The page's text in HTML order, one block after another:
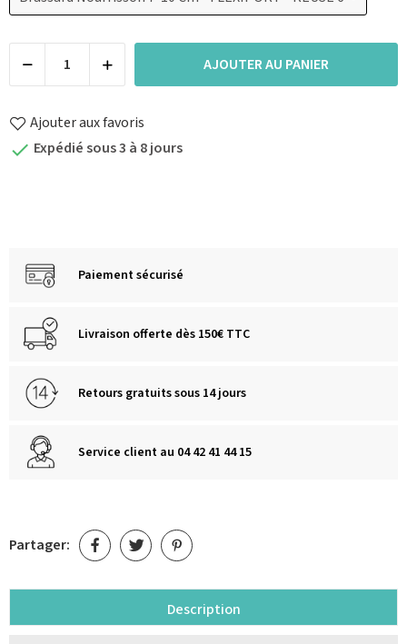
AJOUTER AU PANIER
Ajouter aux favoris
 Expédié sous 3 à 8 jours
Paiement sécurisé
Livraison offerte dès 150€ TTC
Retours gratuits sous 14 jours
Service client au 04 42 41 44 15
Partager:
Description